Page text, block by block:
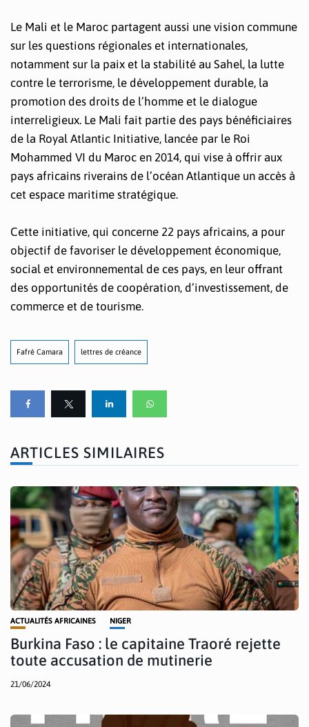
Le Mali et le Maroc partagent aussi une vision commune
sur les questions régionales et internationales,
notamment sur la paix et la stabilité au Sahel, la lutte
contre le terrorisme, le développement durable, la
promotion des droits de l’homme et le dialogue
interreligieux. Le Mali fait partie des pays bénéficiaires
de la Royal Atlantic Initiative, lancée par le Roi
Mohammed VI du Maroc en 2014, qui vise à offrir aux
pays africains riverains de l’océan Atlantique un accès à
cet espace maritime stratégique.
Cette initiative, qui concerne 22 pays africains, a pour
objectif de favoriser le développement économique,
social et environnemental de ces pays, en leur offrant
des opportunités de coopération, d’investissement, de
commerce et de tourisme.
Fafré Camara lettres de créance
ARTICLES SIMILAIRES
ACTUALITÉS AFRICAINES NIGER
Burkina Faso : le capitaine Traoré rejette
toute accusation de mutinerie
21/06/2024